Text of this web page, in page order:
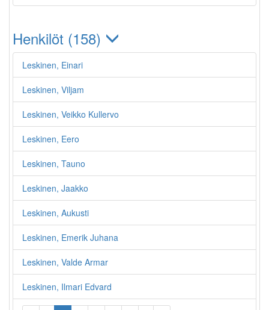
Henkilöt (158)
Leskinen, Einari
Leskinen, Viljam
Leskinen, Veikko Kullervo
Leskinen, Eero
Leskinen, Tauno
Leskinen, Jaakko
Leskinen, Aukusti
Leskinen, Emerik Juhana
Leskinen, Valde Armar
Leskinen, Ilmari Edvard